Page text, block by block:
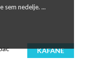
KAFANE
sem nedelje. ...